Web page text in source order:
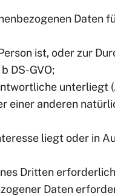
Daten
ist, oder zur
DS-GVO;
unterliegt
anderen
liegt oder in
Dritten
Daten